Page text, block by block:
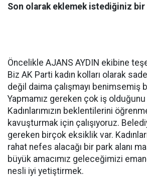
Son olarak eklemek istediğiniz bir
Öncelikle AJANS AYDIN ekibine
Biz AK Parti kadın kolları olarak
değil daima çalışmayı benimsemiş
Yapmamız gereken çok iş
Kadınlarımızın beklentilerini
kavuşturmak için çalışıyoruz.
gereken birçok eksiklik var.
rahat nefes alacağı bir park alanı
büyük amacımız geleceğimizi
nesli iyi yetiştirmek.